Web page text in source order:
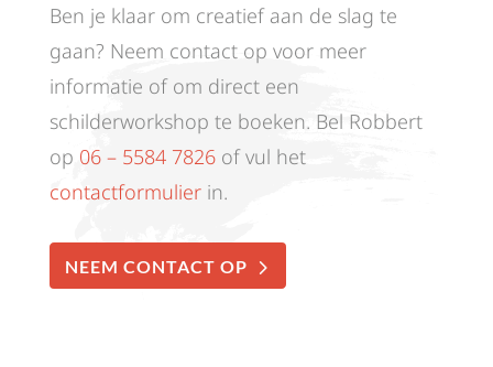
Ben je klaar om creatief aan de slag te
gaan? Neem contact op voor meer
informatie of om direct een
schilderworkshop te boeken. Bel Robbert
op 06 – 5584 7826of vul het
contactformulierin.
NEEM CONTACT OP